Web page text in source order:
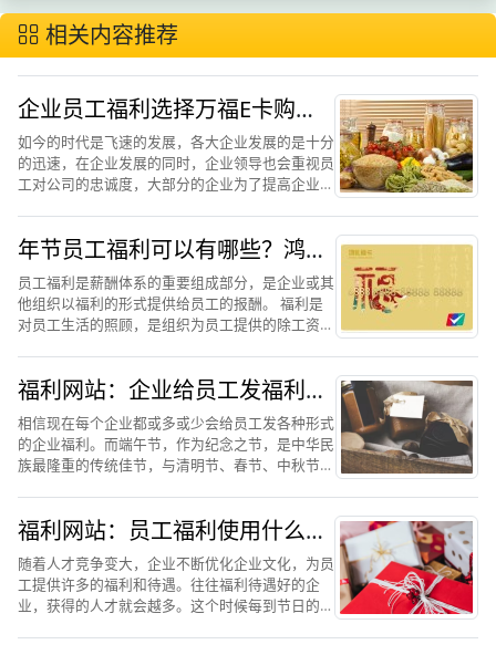
相关内容推荐
企业员工福利选择万福E卡购物
卡
如今的时代是飞速的发展，各大企业发展的是十分
的迅速，在企业发展的同时，企业领导也会重视员
工对公司的忠诚度，大部分的企业为了提高企业员
忠诚度。发放食物刚开...
年节员工福利可以有哪些？鸿礼
福卡购物卡成新宠
员工福利是薪酬体系的重要组成部分，是企业或其
他组织以福利的形式提供给员工的报酬。 福利是
对员工生活的照顾，是组织为员工提供的除工资与
工福利种类，在使用的...
福利网站：企业给员工发福利什
么最合适
相信现在每个企业都或多或少会给员工发各种形式
的企业福利。而端午节，作为纪念之节，是中华民
族最隆重的传统佳节，与清明节、春节、中秋节并
员工的端午节福利上多...
福利网站：员工福利使用什么比
较好，以鸿礼福卡购物卡为例
随着人才竞争变大，企业不断优化企业文化，为员
工提供许多的福利和待遇。往往福利待遇好的企
业，获得的人才就会越多。这个时候每到节日的时